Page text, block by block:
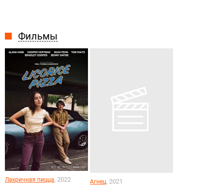
Фильмы
Лакричная пицца, 2022 Агнец, 2021